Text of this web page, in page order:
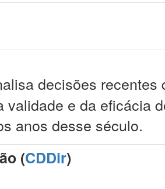
decisões
validade e da eficácia
anos desse século.
(CDDir)